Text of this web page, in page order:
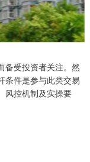
备受投资者关注。然
条件是参与此类交易
风控机制及实操要